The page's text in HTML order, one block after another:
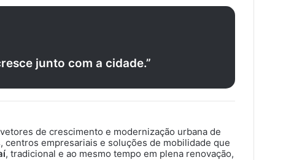
junto com a cidade.”
de crescimento e modernização urbana de
empresariais e soluções de mobilidade que
, tradicional e ao mesmo tempo em plena renovação,